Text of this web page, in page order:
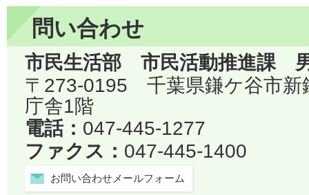
問い合わせ
市民生活部 市民活動推進課
〒273-0195 千葉県鎌ケ谷市
庁舎1階
電話： 047-445-1277
ファクス： 047-445-1400
お問い合わせメールフォーム